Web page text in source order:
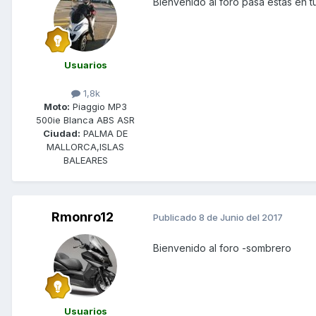
Usuarios
1,8k
Moto: Piaggio MP3
500ie Blanca ABS ASR
Ciudad: PALMA DE
MALLORCA,ISLAS
BALEARES
Rmonro12
Usuarios
Publicado 8 de Junio del 2017
Bienvenido al foro -sombrero